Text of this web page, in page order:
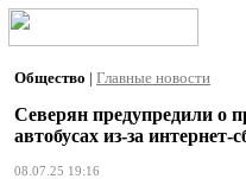
Общество | Главные новости
Северян предупредили о
автобусах из-за интернет-
08.07.25 19:16